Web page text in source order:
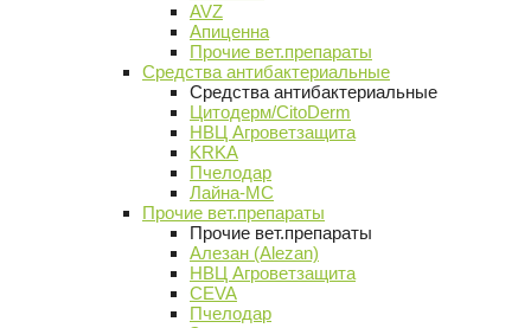
AVZ
Апиценна
Прочие вет.препараты
Средства антибактериальные
Средства антибактериальные
Цитодерм/CitoDerm
НВЦ Агроветзащита
KRKA
Пчелодар
Лайна-МС
Прочие вет.препараты
Прочие вет.препараты
Алезан (Alezan)
НВЦ Агроветзащита
CEVA
Пчелодар